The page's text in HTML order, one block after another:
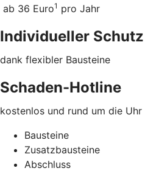
ab 36 Euro1 pro Jahr
Individueller Schutz
dank flexibler Bausteine
Schaden-Hotline
kostenlos und rund um die Uhr
Bausteine
Zusatzbausteine
Abschluss